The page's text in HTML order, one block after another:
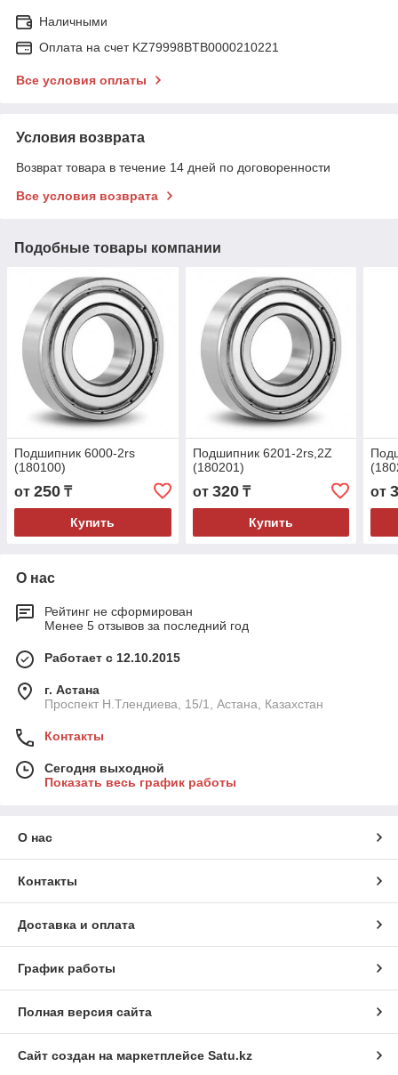
Наличными
Оплата на счет KZ79998BTB0000210221
Все условия оплаты
Условия возврата
Возврат товара в течение 14 дней по договоренности
Все условия возврата
Подобные товары компании
Подшипник 6000-2rs
(180100)
от 250 ₸
Купить
Подшипник 6201-2rs,2Z
(180201)
от 320₸
Купить
от
О нас
Рейтинг не сформирован
Менее 5 отзывов за последний год
Работает с 12.10.2015
г. Астана
Проспект Н.Тлендиева, 15/1, Астана, Казахстан
Контакты
Сегодня выходной
Показать весь график работы
О нас
Контакты
Доставка и оплата
График работы
Полная версия сайта
Сайт создан на маркетплейсе Satu.kz